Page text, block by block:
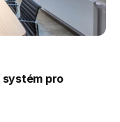
pro